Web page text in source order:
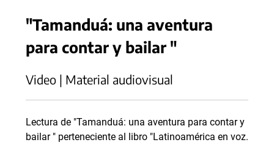
"Tamanduá: una aventura
para contar y bailar "
Video | Material audiovisual
Lectura de "Tamanduá: una aventura para contar y
bailar " perteneciente al libro "Latinoamérica en voz.